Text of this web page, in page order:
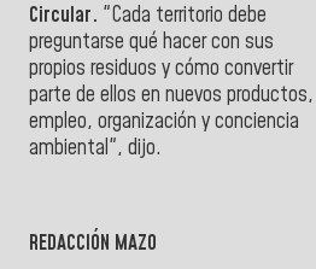
Circular. "Cada territorio debe
preguntarse qué hacer con sus
propios residuos y cómo convertir
parte de ellos en nuevos productos,
empleo, organización y conciencia
ambiental", dijo.
REDACCIÓN MAZO